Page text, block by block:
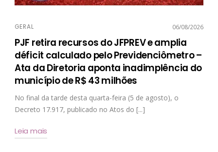
GERAL 06/08/2026
PJF retira recursos do JFPREV e amplia
déficit calculado pelo Previdenciômetro –
Ata da Diretoria aponta inadimplência do
município de R$ 43 milhões
No final da tarde desta quarta-feira (5 de agosto), o
Decreto 17.917, publicado no Atos do [...]
Leia mais